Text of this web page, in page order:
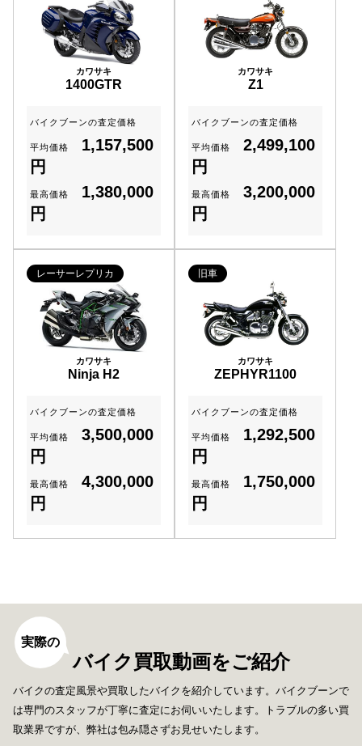
カワサキ
1400GTR
バイクブーンの査定価格
平均価格
1,157,500
円
最高価格
1,380,000
円
カワサキ
Z1
バイクブーンの査定価格
平均価格
2,499,100
円
最高価格
3,200,000
円
レーサーレプリカ
カワサキ
Ninja H2
バイクブーンの査定価格
平均価格
3,500,000
円
最高価格
4,300,000
円
旧車
カワサキ
ZEPHYR1100
バイクブーンの査定価格
平均価格
1,292,500
円
最高価格
1,750,000
円
実際の
バイク買取動画をご紹介
バイクの査定風景や買取したバイクを紹介しています。バイクブーンで
は専門のスタッフが丁寧に査定にお伺いいたします。トラブルの多い買
取業界ですが、弊社は包み隠さずお見せいたします。